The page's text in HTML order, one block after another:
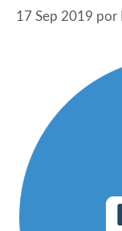
17 Sep 2019 por